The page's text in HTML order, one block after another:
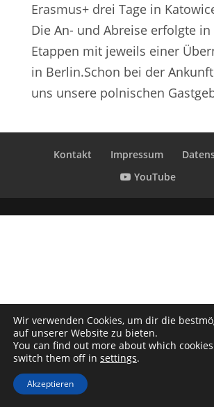
Erasmus+ drei Tage in
Die An- und Abreise erfolgte in
Etappen mit jeweils einer
in Berlin.Schon bei der
uns unsere polnischen
Kontakt Impressum
YouTube
Wir verwenden Cookies, um dir die
auf unserer Website zu bieten.
You can find out more about which
switch them off in settings.
Akzeptieren